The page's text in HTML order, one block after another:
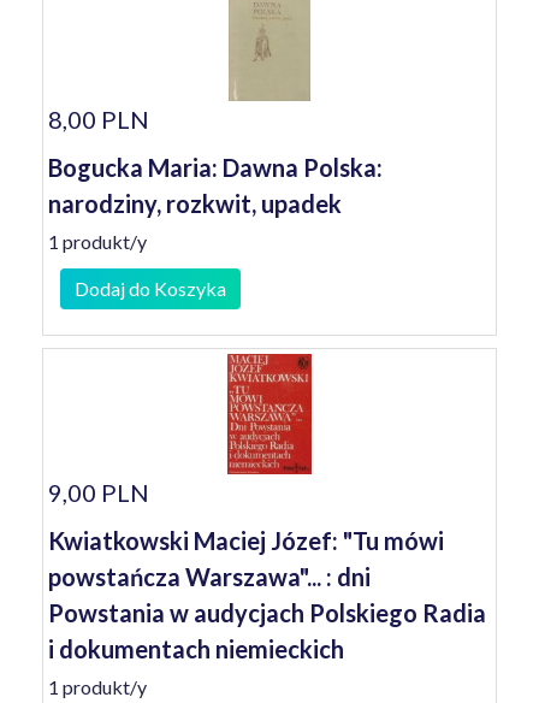
8,00 PLN
Bogucka Maria: Dawna Polska:
narodziny, rozkwit, upadek
1 produkt/y
Dodaj do Koszyka
9,00 PLN
Kwiatkowski Maciej Józef: "Tu mówi
powstańcza Warszawa"... : dni
Powstania w audycjach Polskiego Radia
i dokumentach niemieckich
1 produkt/y